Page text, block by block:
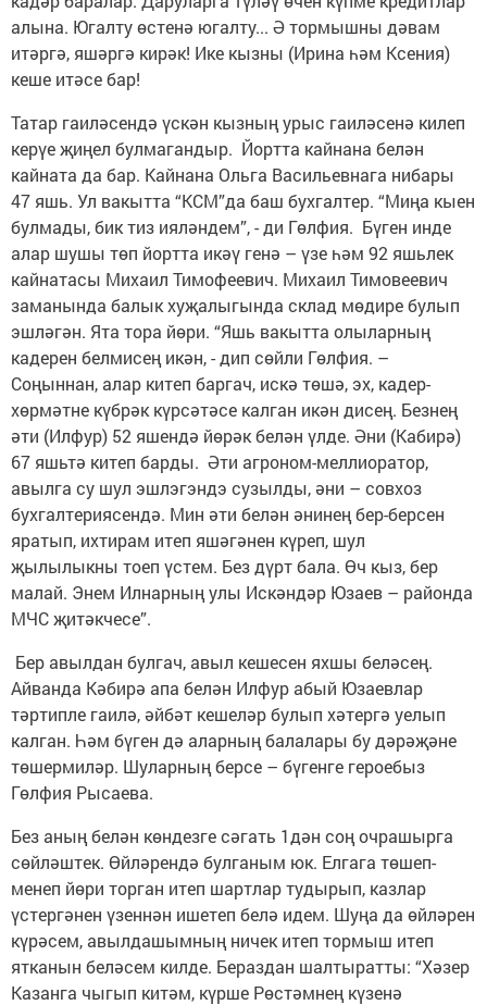
алына. Югалту өстенә югалту... Ә тормышны дәвам
итәргә, яшәргә кирәк! Ике кызны (Ирина һәм Ксения)
кеше итәсе бар!
Татар гаиләсендә үскән кызның урыс гаиләсенә килеп
керүе җиңел булмагандыр. Йортта кайнана белән
кайната да бар. Кайнана Ольга Васильевнага нибары
47 яшь. Ул вакытта “КСМ”да баш бухгалтер. “Миңа кыен
булмады, бик тиз ияләндем”, - ди Гөлфия. Бүген инде
алар шушы төп йортта икәү генә – үзе һәм 92 яшьлек
кайнатасы Михаил Тимофеевич. Михаил Тимовеевич
заманында балык хуҗалыгында склад мөдире булып
эшләгән. Ята тора йөри. “Яшь вакытта олыларның
кадерен белмисең икән, - дип сөйли Гөлфия. –
Соңыннан, алар китеп баргач, искә төшә, эх, кадер-
хөрмәтне күбрәк күрсәтәсе калган икән дисең. Безнең
әти (Илфур) 52 яшендә йөрәк белән үлде. Әни (Кабирә)
67 яшьтә китеп барды. Әти агроном-меллиоратор,
авылга су шул эшлэгэндэ сузылды, әни – совхоз
бухгалтериясендә. Мин әти белән әнинең бер-берсен
яратып, ихтирам итеп яшәгәнен күреп, шул
җылылыкны тоеп үстем. Без дүрт бала. Өч кыз, бер
малай. Энем Илнарның улы Искәндәр Юзаев – районда
МЧС җитәкчесе”.
Бер авылдан булгач, авыл кешесен яхшы беләсең.
Айванда Кәбирә апа белән Илфур абый Юзаевлар
тәртипле гаилә, әйбәт кешеләр булып хәтергә уелып
калган. Һәм бүген дә аларның балалары бу дәрәҗәне
төшермиләр. Шуларның берсе – бүгенге героебыз
Гөлфия Рысаева.
Без аның белән көндезге сәгать 1дән соң очрашырга
сөйләштек. Өйләрендә булганым юк. Елгага төшеп-
менеп йөри торган итеп шартлар тудырып, казлар
үстергәнен үзеннән ишетеп белә идем. Шуңа да өйләрен
күрәсем, авылдашымның ничек итеп тормыш итеп
ятканын беләсем килде. Бераздан шалтыратты: “Хәзер
Казанга чыгып китәм, күрше Рөстәмнең күзенә